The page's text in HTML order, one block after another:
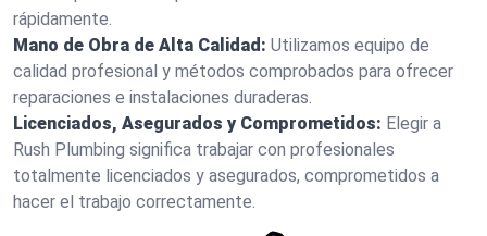
rápidamente.
Mano de Obra de Alta Calidad: Utilizamos equipo de
calidad profesional y métodos comprobados para ofrecer
reparaciones e instalaciones duraderas.
Licenciados, Asegurados y Comprometidos: Elegir a
Rush Plumbing significa trabajar con profesionales
totalmente licenciados y asegurados, comprometidos a
hacer el trabajo correctamente.